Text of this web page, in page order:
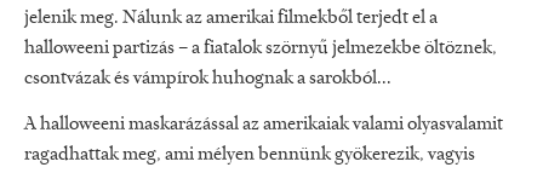
jelenik meg. Nálunk az amerikai filmekből terjedt el a
halloweeni partizás – a fiatalok szörnyű jelmezekbe öltöznek,
csontvázak és vámpírok huhognak a sarokból...
A halloweeni maskarázással az amerikaiak valami olyasvalamit
ragadhattak meg, ami mélyen bennünk gyökerezik, vagyis